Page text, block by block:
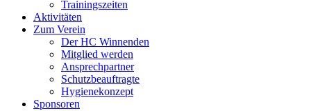
Trainingszeiten
Aktivitäten
Zum Verein
Der HC Winnenden
Mitglied werden
Ansprechpartner
Schutzbeauftragte
Hygienekonzept
Sponsoren